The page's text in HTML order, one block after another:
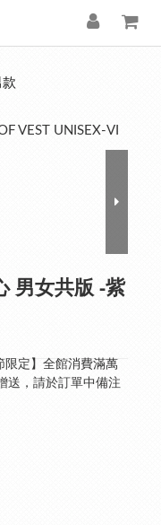
款
男女共版 -紫
限定】全館消費滿萬
送，請於訂單中備注